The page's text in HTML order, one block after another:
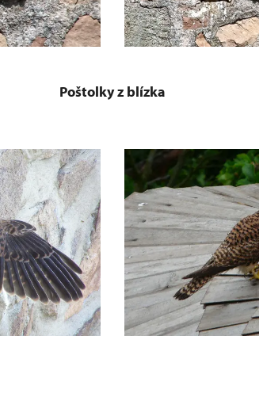
Poštolky z blízka